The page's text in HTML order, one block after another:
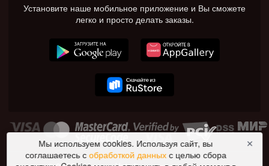
Установите наше мобильное приложение и Вы сможете
легко и просто делать заказы.
Мы используем cookies. Используя сайт, вы
соглашаетесь собработкой данныхс целью сбора
✕